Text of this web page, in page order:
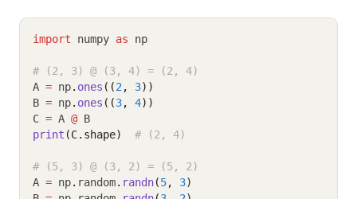
import numpy as np
# (2, 3) @ (3, 4) = (2, 4)
A = np. ones ((2 , 3))
B = np. ones ((3, 4))
C = A @ B
print (C.shape) # (2, 4)
# (5, 3) @ (3, 2) = (5, 2)
A = np. random. randn(5, 3)